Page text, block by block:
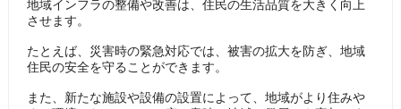
地域インフラの整備や改善は、住民の生活品質を大きく向上
させます。
たとえば、災害時の緊急対応では、被害の拡大を防ぎ、地域
住民の安全を守ることができます。
また、新たな施設や設備の設置によって、地域がより住みや